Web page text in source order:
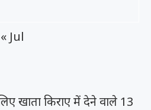
« Jul
खाता किराए में देने वाले 13